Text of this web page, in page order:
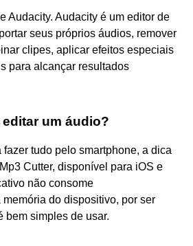
Audacity. Audacity é um editor de
seus próprios áudios, remover
clipes, aplicar efeitos especiais
para alcançar resultados
um áudio?
tudo pelo smartphone, a dica
Cutter, disponível para iOS e
não consome
do dispositivo, por ser
bem simples de usar.